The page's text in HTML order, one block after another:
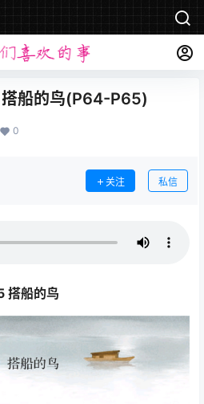
船的鸟(P64-P65)
0
关注 私信
搭船的鸟